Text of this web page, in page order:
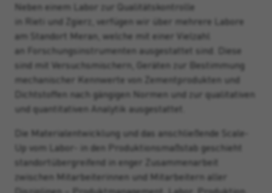
Neben einem Labor zur Qualitätskontrolle
in Rieti und Zgierz
verfügen wir über mehrere Labore
am Standort Meran
, welche mit einer Vielzahl
an
Forschungsi nstrumenten ausgestattet sind . Diese
sind mit Versuchsmischern, Geräten zur Bestimmung
mechanischer Kennwerte von Zementprodukten und
Dichtstoffen nach gängigen Normen und zur qualitativen
und quantitativen Analytik ausgestattet.
Die Materialentwicklung und das anschließende Scale-
Up vom Labor- in den Produktionsmaßstab geschieht
standortübergreifend in enger Zusammenarbeit
zwischen Mitarbeiterinnen und Mitarbeitern aller